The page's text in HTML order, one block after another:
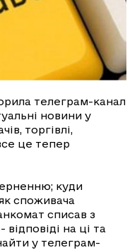
телеграм-канал
новини у
торгівлі,
це тепер
куди
споживача
списав з
на ці та
у телеграм-